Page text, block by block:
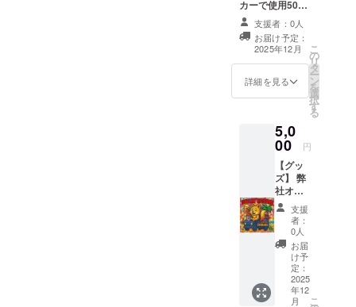
カーで使用500
円分 ・キッチン
カーでのお買い
物にご利用いた
だけます。 ・現
金への交換はで
きません。おつ
ディングで支援
をした旨をお声
掛けください。
・有効期間：
2025年９月〜
2026年８月末
支援者：0人
お届け予定：
2025年12月
詳細を見る
こ
の
リ
タ
ー
ン
を
選
択
す
る
5,0
00 円
【グッ
ズ】 弊
社オリ
ジナル
ステッ
カーと
弊社店
舗キッ
チン
カーで
使用で
支援
者：
0人
お届
け予
定：
2025
年12
月
こ